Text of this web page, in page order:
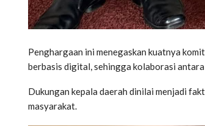
Penghargaan ini menegaskan kuatnya
berbasis digital, sehingga kolaborasi
Dukungan kepala daerah dinilai menjadi
masyarakat.